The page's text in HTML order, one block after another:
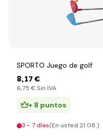
SPORTO Juego de golf
8,17 €
6,75 € Sin IVA
+ 8 puntos
3 - 7 días(En usted 21.08.)